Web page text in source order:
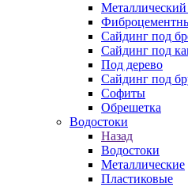
Сайдинг под
Сайдинг под
Под дерево
Сайдинг под
Софиты
Обрешетка
Водостоки
Назад
Водостоки
Металлические
Пластиковые